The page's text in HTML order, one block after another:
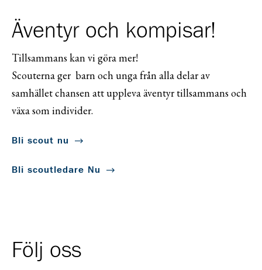
Äventyr och kompisar!
Tillsammans kan vi göra mer!
Scouterna ger barn och unga från alla delar av
samhället chansen att uppleva äventyr tillsammans och
växa som individer.
Bli scout nu
Bli scoutledare Nu
Följ oss